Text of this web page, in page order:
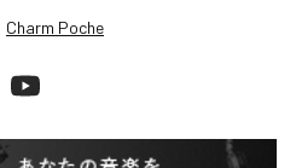
Charm Poche